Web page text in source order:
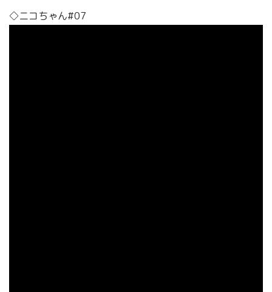
◇ニコちゃん#07